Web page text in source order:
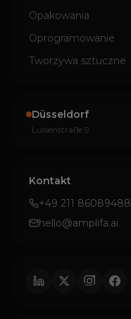
Opakowania
Oprogramowanie
Tworzywa sztuczne
Düsseldorf
Luisenstraße 9
Kontakt
+49 211 86089488
hello@amplifa.ai